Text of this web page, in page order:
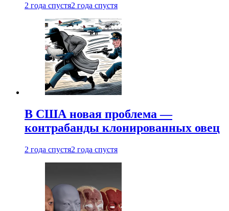
2 года спустя2 года спустя
В США новая проблема —
контрабанды клонированных овец
2 года спустя2 года спустя